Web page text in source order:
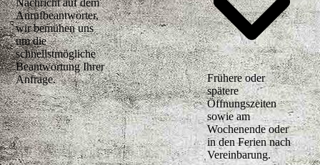
Nachricht auf dem
Anrufbeantworter,
wir bemühen uns
um die
schnellstmögliche
Beantwortung Ihrer
Anfrage.
Frühere oder
spätere
Öffnungszeiten
sowie am
Wochenende oder
in den Ferien nach
Vereinbarung.